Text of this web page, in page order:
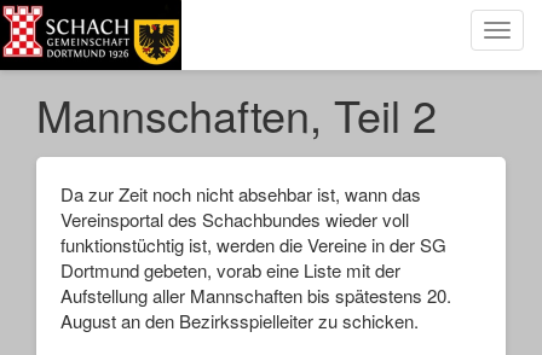
Mannschaften, Teil 2
Da zur Zeit noch nicht absehbar ist, wann das
Vereinsportal des Schachbundes wieder voll
funktionstüchtig ist, werden die Vereine in der SG
Dortmund gebeten, vorab eine Liste mit der
Aufstellung aller Mannschaften bis spätestens 20.
August an den Bezirksspielleiter zu schicken.